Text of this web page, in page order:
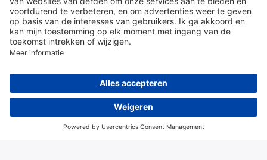
Algemene voorwaarden Disclaimer
Colofon
© 2026 Hitma B.V.